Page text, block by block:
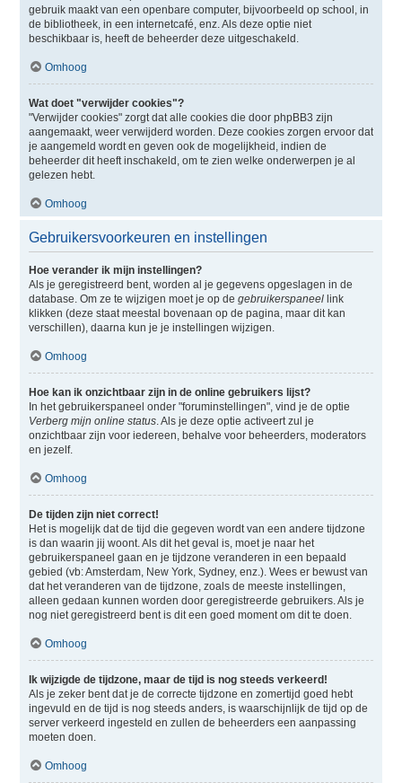
gebruik maakt van een openbare computer, bijvoorbeeld op school, in
de bibliotheek, in een internetcafé, enz. Als deze optie niet
beschikbaar is, heeft de beheerder deze uitgeschakeld.
Omhoog
Wat doet "verwijder cookies"?
"Verwijder cookies" zorgt dat alle cookies die door phpBB3 zijn
aangemaakt, weer verwijderd worden. Deze cookies zorgen ervoor dat
je aangemeld wordt en geven ook de mogelijkheid, indien de
beheerder dit heeft inschakeld, om te zien welke onderwerpen je al
gelezen hebt.
Omhoog
Gebruikersvoorkeuren en instellingen
Hoe verander ik mijn instellingen?
Als je geregistreerd bent, worden al je gegevens opgeslagen in de
database. Om ze te wijzigen moet je op de gebruikerspaneellink
klikken (deze staat meestal bovenaan op de pagina, maar dit kan
verschillen), daarna kun je je instellingen wijzigen.
Omhoog
Hoe kan ik onzichtbaar zijn in de online gebruikers lijst?
In het gebruikerspaneel onder "foruminstellingen", vind je de optie
Verberg mijn online status. Als je deze optie activeert zul je
onzichtbaar zijn voor iedereen, behalve voor beheerders, moderators
en jezelf.
Omhoog
De tijden zijn niet correct!
Het is mogelijk dat de tijd die gegeven wordt van een andere tijdzone
is dan waarin jij woont. Als dit het geval is, moet je naar het
gebruikerspaneel gaan en je tijdzone veranderen in een bepaald
gebied (vb: Amsterdam, New York, Sydney, enz.). Wees er bewust van
dat het veranderen van de tijdzone, zoals de meeste instellingen,
alleen gedaan kunnen worden door geregistreerde gebruikers. Als je
nog niet geregistreerd bent is dit een goed moment om dit te doen.
Omhoog
Ik wijzigde de tijdzone, maar de tijd is nog steeds verkeerd!
Als je zeker bent dat je de correcte tijdzone en zomertijd goed hebt
ingevuld en de tijd is nog steeds anders, is waarschijnlijk de tijd op de
server verkeerd ingesteld en zullen de beheerders een aanpassing
moeten doen.
Omhoog